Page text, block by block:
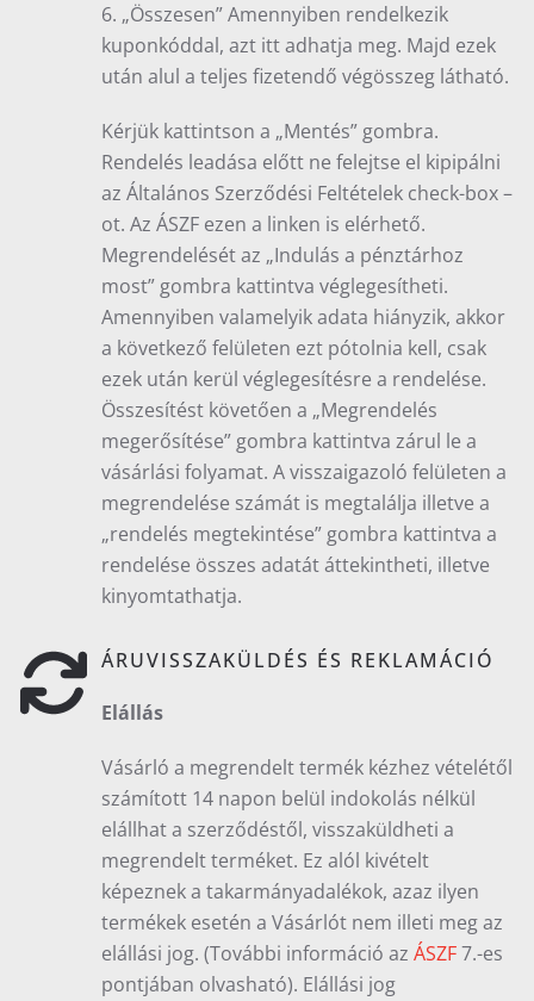
6. „Összesen” Amennyiben rendelkezik
kuponkóddal, azt itt adhatja meg. Majd ezek
után alul a teljes fizetendő végösszeg látható.
Kérjük kattintson a „Mentés” gombra.
Rendelés leadása előtt ne felejtse el kipipálni
az Általános Szerződési Feltételek check-box –
ot. Az ÁSZF ezen a linken is elérhető.
Megrendelését az „Indulás a pénztárhoz
most” gombra kattintva véglegesítheti.
Amennyiben valamelyik adata hiányzik, akkor
a következő felületen ezt pótolnia kell, csak
ezek után kerül véglegesítésre a rendelése.
Összesítést követően a „Megrendelés
megerősítése” gombra kattintva zárul le a
vásárlási folyamat. A visszaigazoló felületen a
megrendelése számát is megtalálja illetve a
„rendelés megtekintése” gombra kattintva a
rendelése összes adatát áttekintheti, illetve
kinyomtathatja.
ÁRUVISSZAKÜLDÉS ÉS REKLAMÁCIÓ
Elállás
Vásárló a megrendelt termék kézhez vételétől
számított 14 napon belül indokolás nélkül
elállhat a szerződéstől, visszaküldheti a
megrendelt terméket. Ez alól kivételt
képeznek a takarmányadalékok, azaz ilyen
termékek esetén a Vásárlót nem illeti meg az
elállási jog. (További információ az ÁSZF7.-es
pontjában olvasható). Elállási jog